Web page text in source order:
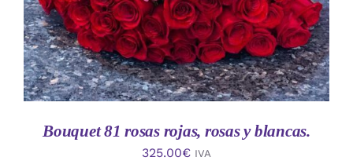
Bouquet 81 rosas rojas, rosas y blancas.
325.00€ IVA